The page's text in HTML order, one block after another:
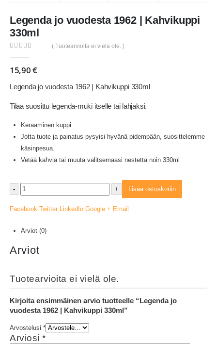
Legenda jo vuodesta 1962 | Kahvikuppi
330ml
( Tuotearvioita ei vielä ole. )
15,90€
Legenda jo vuodesta 1962 | Kahvikuppi 330ml
Tilaa suosittu legenda-muki itselle tai lahjaksi.
Keraaminen kuppi
Jotta tuote ja painatus pysyisi hyvänä pidempään, suosittelemme
käsinpesua.
Vetää kahvia tai muuta valitsemaasi nestettä noin 330ml
- + Lisää ostoskoriin
Facebook Twitter LinkedIn Google + Email
Arviot (0)
Arviot
Tuotearvioita ei vielä ole.
Kirjoita ensimmäinen arvio tuotteelle “Legenda jo
vuodesta 1962 | Kahvikuppi 330ml”
Arvostelusi *
Arviosi *